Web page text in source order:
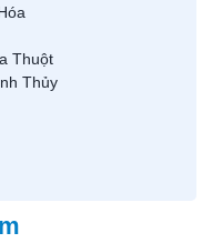
Thuột
Thủy